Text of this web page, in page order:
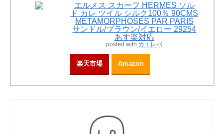
エルメス スカーフ HERMES ソル
ド カレ ツイル シルク100％ 90CMS
METAMORPHOSES PAR PARIS
サンドル/ブラウン/イエロー 29254
あす楽対応
posted with カエレバ
楽天市場 Amazon